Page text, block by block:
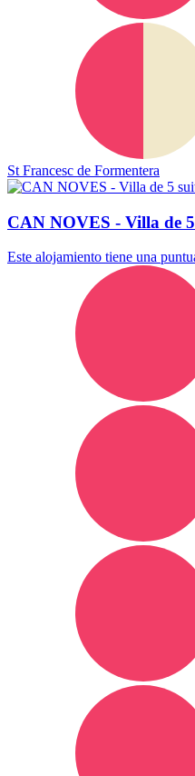
St Francesc de Formentera
CAN NOVES - Villa de
Este alojamiento tiene una